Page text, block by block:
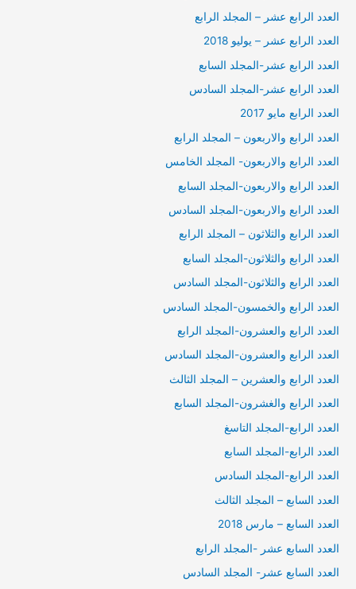
العدد الرابع عشر – المجلد الرابع
العدد الرابع عشر – يوليو 2018
العدد الرابع عشر-المجلد السابع
العدد الرابع عشر-المجلد السادس
العدد الرابع مايو 2017
العدد الرابع والاربعون – المجلد الرابع
العدد الرابع والاربعون- المجلد الخامس
العدد الرابع والاربعون-المجلد السابع
العدد الرابع والاربعون-المجلد السادس
العدد الرابع والثلاثون – المجلد الرابع
العدد الرابع والثلاثون-المجلد السابع
العدد الرابع والثلاثون-المجلد السادس
العدد الرابع والخمسون-المجلد السادس
العدد الرابع والعشرون-المجلد الرابع
العدد الرابع والعشرون-المجلد السادس
العدد الرابع والعشرين – المجلد الثالث
العدد الرابع والغشرون-المجلد السابع
العدد الرابع-المجلد التاسغ
العدد الرابع-المجلد السابع
العدد الرابع-المجلد السادس
العدد السابع – المجلد الثالث
العدد السابع – مارس 2018
العدد السابع عشر -المجلد الرابع
العدد السابع عشر- المجلد السادس